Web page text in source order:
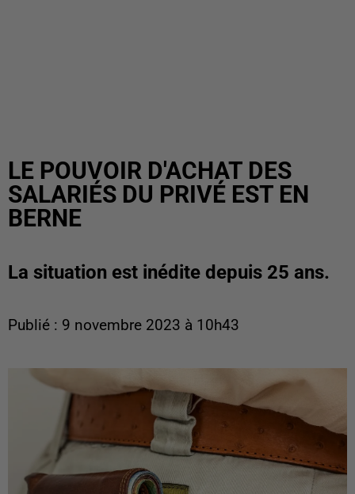
LE POUVOIR D'ACHAT DES
SALARIÉS DU PRIVÉ EST EN
BERNE
La situation est inédite depuis 25 ans.
Publié : 9 novembre 2023 à 10h43